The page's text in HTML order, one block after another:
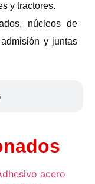
y tractores.
núcleos de
y juntas